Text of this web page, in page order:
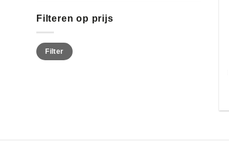
Filteren op prijs
Min.
prijs
Max.
prijsFilter